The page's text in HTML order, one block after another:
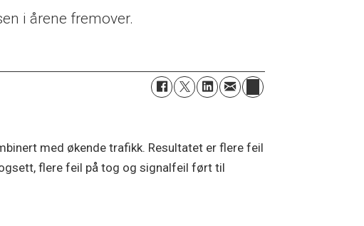
i årene fremover.
med økende trafikk. Resultatet er flere feil
flere feil på tog og signalfeil ført til